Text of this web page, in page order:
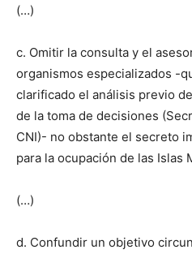
(…)
c. Omitir la consulta y el
organismos especializados -
clarificado el análisis previo
de la toma de decisiones
CNI)- no obstante el secreto
para la ocupación de las Islas
(…)
d. Confundir un objetivo